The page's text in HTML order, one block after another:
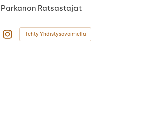
Parkanon Ratsastajat
Tehty Yhdistysavaimella